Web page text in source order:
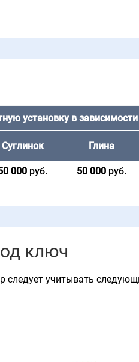
установку в зависимости
Суглинок Глина
000 руб. 50 000 руб.
ключ
следует учитывать